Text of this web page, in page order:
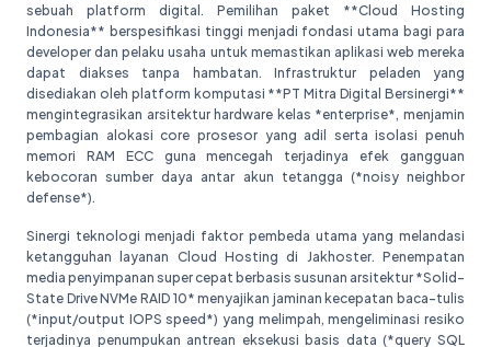
sebuah platform digital. Pemilihan paket **Cloud Hosting
Indonesia** berspesifikasi tinggi menjadi fondasi utama bagi para
developer dan pelaku usaha untuk memastikan aplikasi web mereka
dapat diakses tanpa hambatan. Infrastruktur peladen yang
disediakan oleh platform komputasi **PT Mitra Digital Bersinergi**
mengintegrasikan arsitektur hardware kelas *enterprise*, menjamin
pembagian alokasi core prosesor yang adil serta isolasi penuh
memori RAM ECC guna mencegah terjadinya efek gangguan
kebocoran sumber daya antar akun tetangga (*noisy neighbor
defense*).
Sinergi teknologi menjadi faktor pembeda utama yang melandasi
ketangguhan layanan Cloud Hosting di Jakhoster. Penempatan
media penyimpanan super cepat berbasis susunan arsitektur *Solid-
State Drive NVMe RAID 10* menyajikan jaminan kecepatan baca-tulis
(*input/output IOPS speed*) yang melimpah, mengeliminasi resiko
terjadinya penumpukan antrean eksekusi basis data (*query SQL